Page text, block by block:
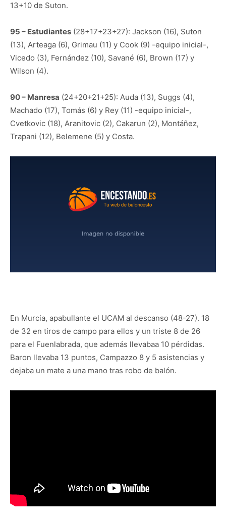
13+10 de Suton.
95 – Estudiantes (28+17+23+27): Jackson (16), Suton
(13), Arteaga (6), Grimau (11) y Cook (9) -equipo inicial-,
Vicedo (3), Fernández (10), Savané (6), Brown (17) y
Wilson (4).
90 – Manresa (24+20+21+25): Auda (13), Suggs (4),
Machado (17), Tomás (6) y Rey (11) -equipo inicial-,
Cvetkovic (18), Aranitovic (2), Cakarun (2), Montáñez,
Trapani (12), Belemene (5) y Costa.
En Murcia, apabullante el UCAM al descanso (48-27). 18
de 32 en tiros de campo para ellos y un triste 8 de 26
para el Fuenlabrada, que además llevabaa 10 pérdidas.
Baron llevaba 13 puntos, Campazzo 8 y 5 asistencias y
dejaba un mate a una mano tras robo de balón.